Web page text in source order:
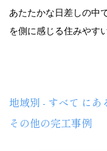
あたたかな日差しの中
を側に感じる住みやす
地域別 - すべて にあ
その他の完工事例